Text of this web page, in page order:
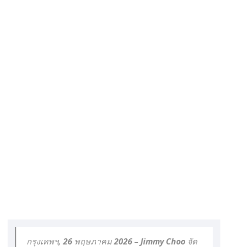
กรุงเทพฯ, 26 พฤษภาคม 2026 – Jimmy Choo จัด